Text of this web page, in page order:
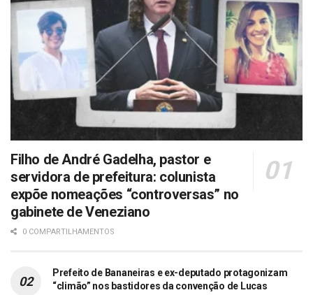
Filho de André Gadelha, pastor e
servidora de prefeitura: colunista
expõe nomeações “controversas” no
gabinete de Veneziano
0 COMPARTILHAMENTOS
Prefeito de Bananeiras e ex-deputado protagonizam
“climão” nos bastidores da convenção de Lucas